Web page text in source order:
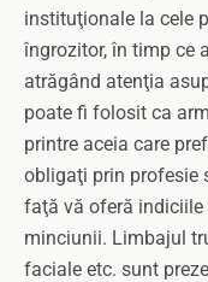
instituţionale la cele
îngrozitor, în timp ce
atrăgând atenţia
poate fi folosit ca
printre aceia care
obligaţi prin profesie
faţă vă oferă indiciile
minciunii. Limbajul
faciale etc. sunt